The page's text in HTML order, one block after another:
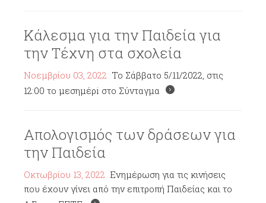
Κάλεσμα για την Παιδεία για
την Τέχνη στα σχολεία
Νοεμβρίου 03, 2022 To Σάββατο 5/11/2022, στις
12:00 το μεσημέρi στο Σύνταγμα
Απολογισμός των δράσεων για
την Παιδεία
Οκτωβρίου 13, 2022 Ενημέρωση για τις κινήσεις
που έχουν γίνει από την επιτροπή Παιδείας και το